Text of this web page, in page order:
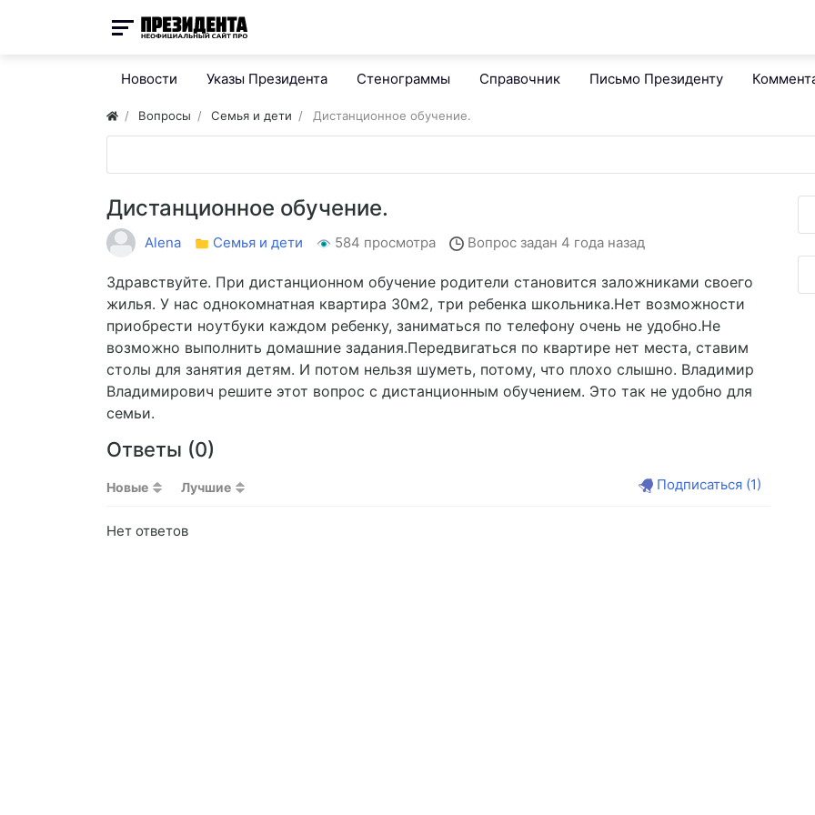
Новости Указы Президента Стенограммы Справочник Письмо Президенту
Вопросы Семья и дети Дистанционное обучение.
Дистанционное обучение.
Alena Семья и дети 584 просмотра Вопрос задан 4 года назад
Здравствуйте. При дистанционном обучение родители становится заложниками своего
жилья. У нас однокомнатная квартира 30м2, три ребенка школьника.Нет возможности
приобрести ноутбуки каждом ребенку, заниматься по телефону очень не удобно.Не
возможно выполнить домашние задания.Передвигаться по квартире нет места, ставим
столы для занятия детям. И потом нельзя шуметь, потому, что плохо слышно. Владимир
Владимирович решите этот вопрос с дистанционным обучением. Это так не удобно для
семьи.
Ответы (0)
Новые Лучшие Подписаться (1)
Нет ответов